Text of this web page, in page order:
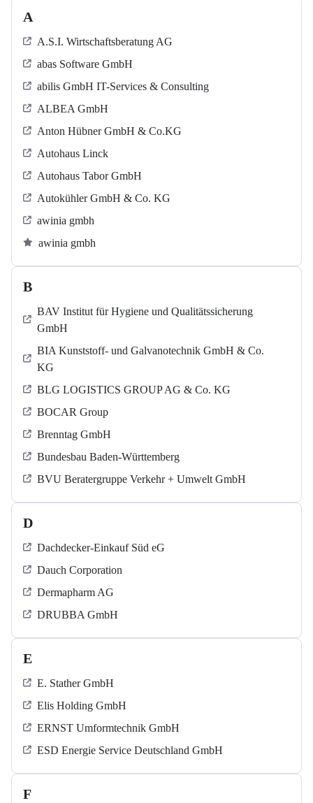
A
A.S.I. Wirtschaftsberatung AG
abas Software GmbH
abilis GmbH IT-Services & Consulting
ALBEA GmbH
Anton Hübner GmbH & Co.KG
Autohaus Linck
Autohaus Tabor GmbH
Autokühler GmbH & Co. KG
awinia gmbh
awinia gmbh
B
BAV Institut für Hygiene und Qualitätssicherung
GmbH
BIA Kunststoff- und Galvanotechnik GmbH & Co.
KG
BLG LOGISTICS GROUP AG & Co. KG
BOCAR Group
Brenntag GmbH
Bundesbau Baden-Württemberg
BVU Beratergruppe Verkehr + Umwelt GmbH
D
Dachdecker-Einkauf Süd eG
Dauch Corporation
Dermapharm AG
DRUBBA GmbH
E
E. Stather GmbH
Elis Holding GmbH
ERNST Umformtechnik GmbH
ESD Energie Service Deutschland GmbH
F